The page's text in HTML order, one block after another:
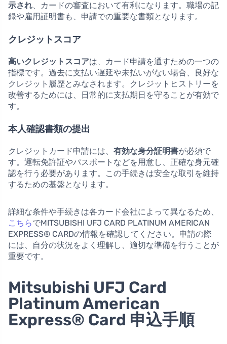
示され、カードの審査において有利になります。職場の記
録や雇用証明書も、申請での重要な書類となります。
クレジットスコア
高いクレジットスコアは、カード申請を通すための一つの
指標です。過去に支払い遅延や未払いがない場合、良好な
クレジット履歴とみなされます。クレジットヒストリーを
改善するためには、日常的に支払期日を守ることが有効で
す。
本人確認書類の提出
クレジットカード申請には、 有効な身分証明書が必須で
す。運転免許証やパスポートなどを用意し、正確な身元確
認を行う必要があります。この手続きは安全な取引を維持
するための基盤となります。
詳細な条件や手続きは各カード会社によって異なるため、
こちらでMITSUBISHI UFJ CARD PLATINUM AMERICAN
EXPRESS® CARDの情報を確認してください。申請の際
には、自分の状況をよく理解し、適切な準備を行うことが
重要です。
Mitsubishi UFJ Card
Platinum American
Express® Card 申込手順